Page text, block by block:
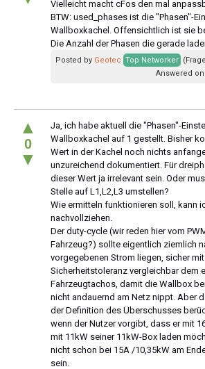
Vielleicht macht cFos den mal
BTW: used_phases ist die "Phasen"-
Wallboxkachel. Offensichtlich ist sie
Die Anzahl der Phasen die gerade
Posted by Geotec Top Networker
Answered on
▲
0
▼
Ja, ich habe aktuell die "Phasen"-
Wallboxkachel auf 1 gestellt. Bisher
Wert in der Kachel noch nichts
unzureichend dokumentiert. Für
dieser Wert ja irrelevant sein. Oder
Stelle auf L1,L2,L3 umstellen?
Wie ermitteln funktionieren soll, kann
nachvollziehen.
Der duty-cycle (wir reden hier vom
Fahrzeug?) sollte eigentlich ziemlich
vorgegebenen Strom liegen, sicher
Sicherheitstoleranz vergleichbar dem
Fahrzeugtachos, damit die Wallbox
nicht andauernd am Netz nippt. Aber
der Definition des Überschusses
wenn der Nutzer vorgibt, dass er mit
mit 11kW seiner 11kW-Box laden
nicht schon bei 15A /10,35kW am
sein.